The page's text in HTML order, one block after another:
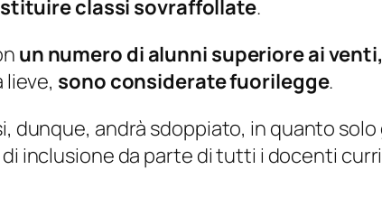
classi sovraffollate.
un numero di alunni superiore ai
sono considerate fuorilegge.
dunque, andrà sdoppiato, in quanto
inclusione da parte di tutti i docenti